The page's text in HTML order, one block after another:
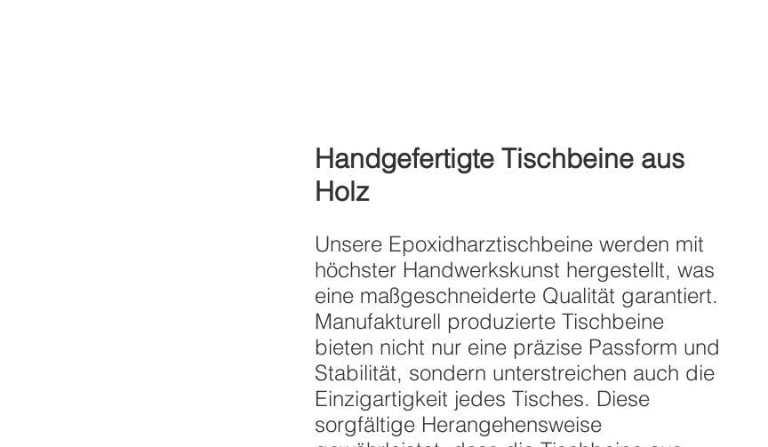
Handgefertigte Tischbeine aus
Holz
Unsere Epoxidharztischbeine werden mit
höchster Handwerkskunst hergestellt, was
eine maßgeschneiderte Qualität garantiert.
Manufakturell produzierte Tischbeine
bieten nicht nur eine präzise Passform und
Stabilität, sondern unterstreichen auch die
Einzigartigkeit jedes Tisches. Diese
sorgfältige Herangehensweise